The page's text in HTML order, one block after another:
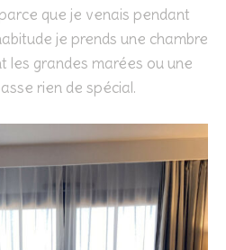
que je venais pendant
je prends une chambre
les grandes marées ou une
rien de spécial.